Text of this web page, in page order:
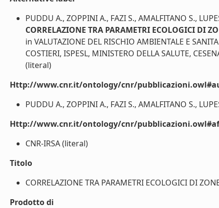
PUDDU A., ZOPPINI A., FAZI S., AMALFITANO S.,
CORRELAZIONE TRA PARAMETRI ECOLOGICI DI
in VALUTAZIONE DEL RISCHIO AMBIENTALE E
COSTIERI, ISPESL, MINISTERO DELLA SALUTE,
(literal)
Http://www.cnr.it/ontology/cnr/
PUDDU A., ZOPPINI A., FAZI S., AMALFITANO S.,
Http://www.cnr.it/ontology/cnr/
CNR-IRSA (literal)
Titolo
CORRELAZIONE TRA PARAMETRI ECOLOGICI DI
Prodotto di